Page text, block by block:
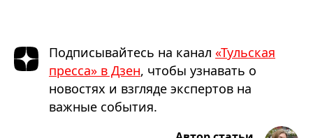
Подписывайтесь на канал «Тульская
пресса» в Дзен, чтобы узнавать о
новостях и взгляде экспертов на
важные события.